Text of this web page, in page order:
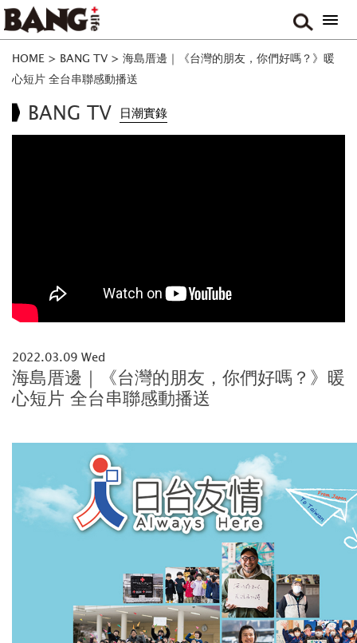
HOME > BANG TV > 海島厝邊｜《台灣的朋友，你們好嗎？》暖
心短片 全台串聯感動播送
BANG TV 日潮實錄
2022.03.09 Wed
海島厝邊｜《台灣的朋友，你們好嗎？》暖
心短片 全台串聯感動播送